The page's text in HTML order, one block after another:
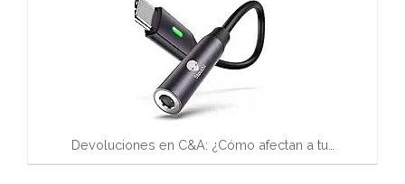
Devoluciones en C&A: ¿Cómo afectan a tu…